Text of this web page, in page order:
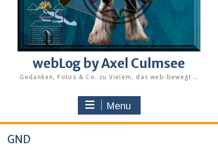
webLog by Axel Culmsee
Gedanken, Fotos & Co. zu Vielem, das web-bewegt …
Menu
GND